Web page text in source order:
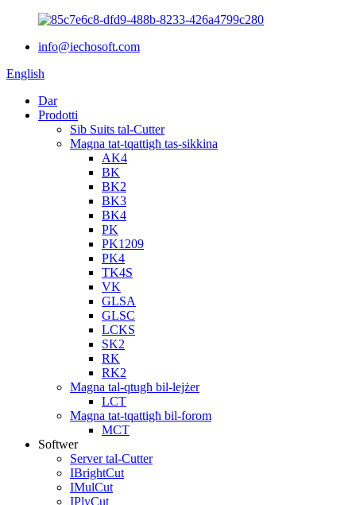
info@iechosoft.com
English
Dar
Prodotti
Sib Suits tal-Cutter
Magna tat-tqattigħ tas-sikkina
AK4
BK
BK2
BK3
BK4
PK
PK1209
PK4
TK4S
VK
GLSA
GLSC
LCKS
SK2
RK
RK2
Magna tal-qtugħ bil-lejżer
LCT
Magna tat-tqattigħ bil-forom
MCT
Softwer
Server tal-Cutter
IBrightCut
IMulCut
IPlyCut